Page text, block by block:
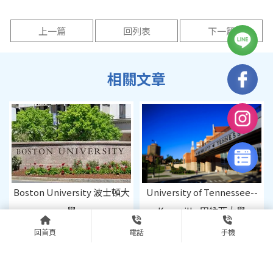
上一篇 回列表 下一篇
Boston University 波士頓大
學
University of Tennessee--
Knoxville 田納西大學
回首頁 電話 手機